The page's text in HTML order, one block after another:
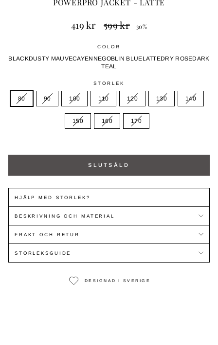
419 kr
Ordinarie
pris
599 kr
prisnivå
30%
COLOR
BLACKDUSTY MAUVECAYENNEGOBLIN BLUELATTEDRY ROSEDARK
TEAL
STORLEK
80 90 100 110 120 130 140
150 160 170
SLUTSÅLD
HJÄLP MED STORLEK?
BESKRIVNING OCH MATERIAL
FRAKT OCH RETUR
STORLEKSGUIDE
DESIGNAD I SVERIGE